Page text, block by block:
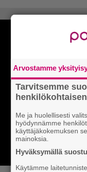
Arvostamme
Tarvitsemme
Me ja huolellisesti
hyödynnämme
käyttäjäkokemuksen
mainoksia.
Hyväksymällä
Käytämme